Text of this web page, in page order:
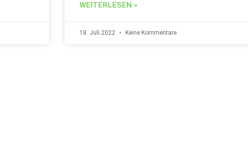
WEITERLESEN »
18. Juli 2022 Keine Kommentare